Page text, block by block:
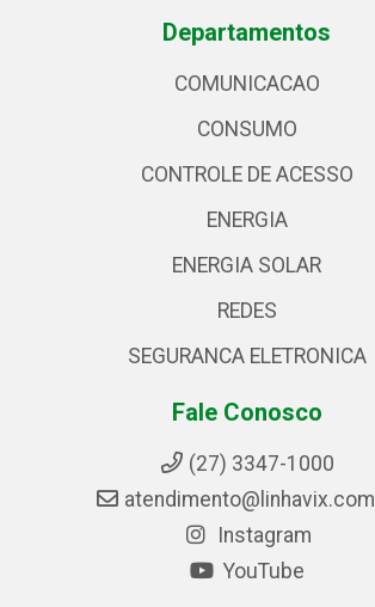
Departamentos
COMUNICACAO
CONSUMO
CONTROLE DE ACESSO
ENERGIA
ENERGIA SOLAR
REDES
SEGURANCA ELETRONICA
Fale Conosco
(27) 3347-1000
Instagram
YouTube